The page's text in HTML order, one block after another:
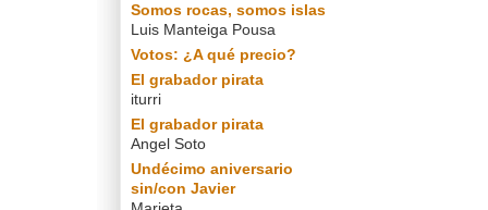
Somos rocas, somos islas
Luis Manteiga Pousa
Votos: ¿A qué precio?
El grabador pirata
iturri
El grabador pirata
Angel Soto
Undécimo aniversario
sin/con Javier